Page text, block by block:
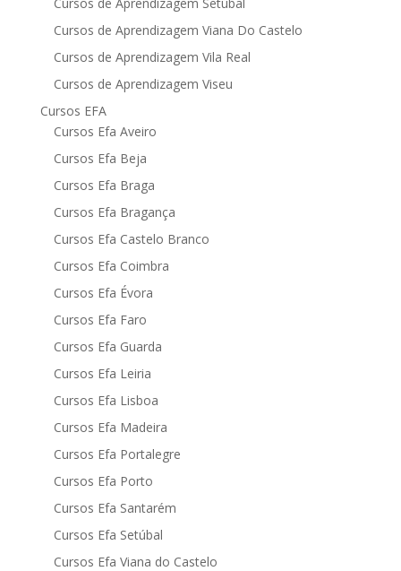
Cursos de Aprendizagem Viana Do Castelo
Cursos de Aprendizagem Vila Real
Cursos de Aprendizagem Viseu
Cursos EFA
Cursos Efa Aveiro
Cursos Efa Beja
Cursos Efa Braga
Cursos Efa Bragança
Cursos Efa Castelo Branco
Cursos Efa Coimbra
Cursos Efa Évora
Cursos Efa Faro
Cursos Efa Guarda
Cursos Efa Leiria
Cursos Efa Lisboa
Cursos Efa Madeira
Cursos Efa Portalegre
Cursos Efa Porto
Cursos Efa Santarém
Cursos Efa Setúbal
Cursos Efa Viana do Castelo